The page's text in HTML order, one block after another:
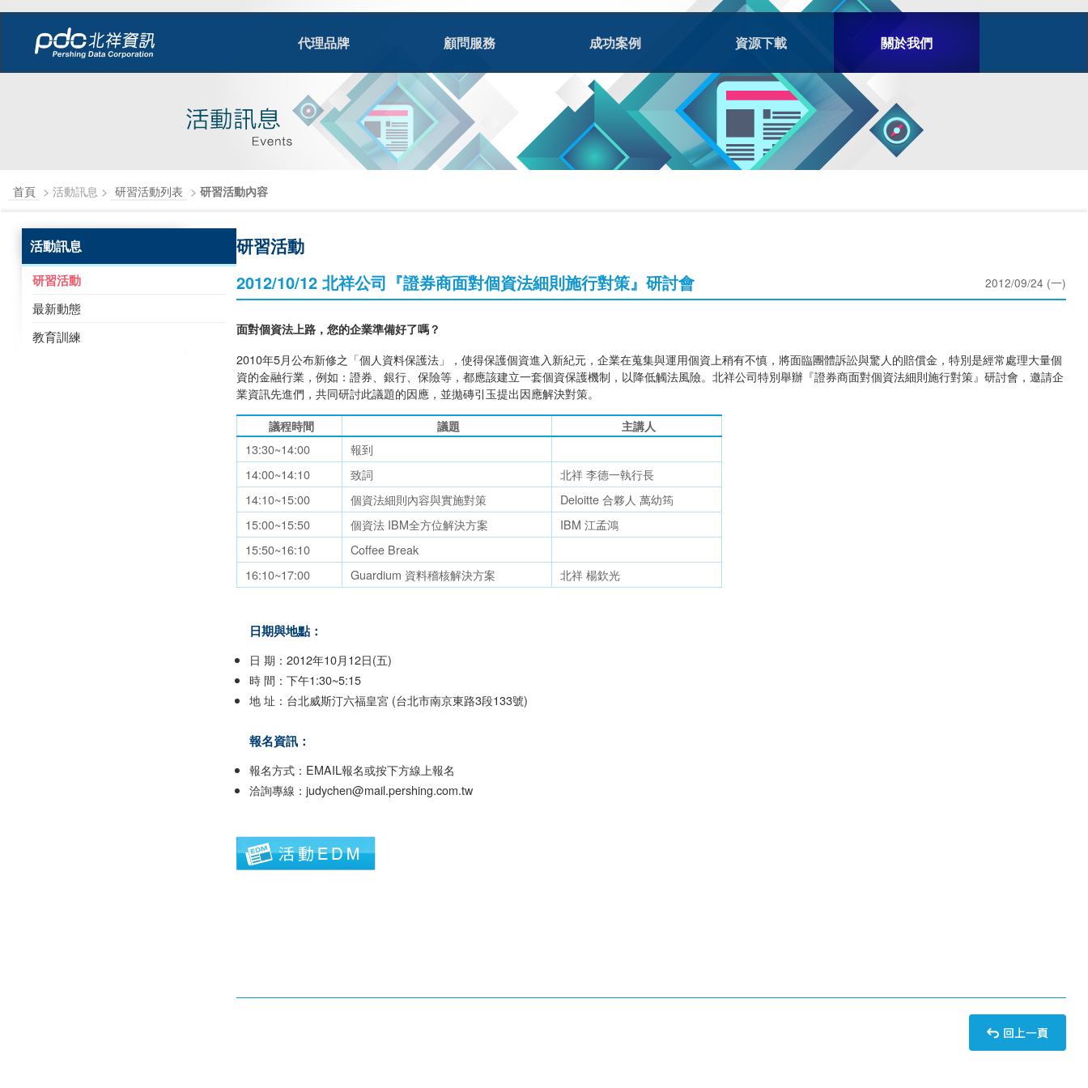
代理品牌 顧問服務 成功案例 資源下載 關於我們
首頁 > 活動訊息 > 研習活動列表 >研習活動內容
活動訊息
研習活動
最新動態
教育訓練
研習活動
2012/10/12 北祥公司『證券商面對個資法細則施行對策』研討會 2012/09/24 (一)
面對個資法上路，您的企業準備好了嗎？
2010年5月公布新修之「個人資料保護法」，使得保護個資進入新紀元，企業在蒐集與運用個資上稍有不慎，將面臨團體訴訟與驚人的賠償金，特別是經常處理大量個
資的金融行業，例如：證券、銀行、保險等，都應該建立一套個資保護機制，以降低觸法風險。北祥公司特別舉辦『證券商面對個資法細則施行對策』研討會，邀請企
業資訊先進們，共同研討此議題的因應，並拋磚引玉提出因應解決對策。
議程時間 議題 主講人
13:30~14:00
報到
14:00~14:10
致詞
北祥 李德一執行長
14:10~15:00
個資法細則內容與實施對策
Deloitte 合夥人 萬幼筠
15:00~15:50
個資法 IBM全方位解決方案
IBM 江孟鴻
15:50~16:10
Coffee Break
16:10~17:00
Guardium 資料稽核解決方案 北祥 楊欽光
日期與地點：
日 期：2012年10月12日(五)
時 間：下午1:30~5:15
地 址：台北威斯汀六福皇宮 (台北市南京東路3段133號)
報名資訊：
報名方式：EMAIL報名或按下方線上報名
洽詢專線：judychen@mail.pershing.com.tw